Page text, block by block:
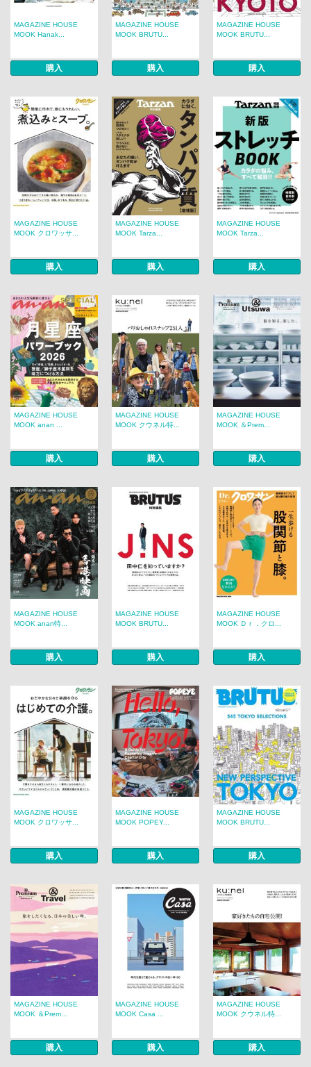
MAGAZINE HOUSE
MOOK Hanak...
購入
MAGAZINE HOUSE
MOOK BRUTU...
購入
MAGAZINE HOUSE
MOOK BRUTU...
購入
MAGAZINE HOUSE
MOOK クロワッサ...
購入
MAGAZINE HOUSE
MOOK Tarza...
購入
MAGAZINE HOUSE
MOOK Tarza...
購入
MAGAZINE HOUSE
MOOK anan ...
購入
MAGAZINE HOUSE
MOOK クウネル特...
購入
MAGAZINE HOUSE
MOOK ＆Prem...
購入
MAGAZINE HOUSE
MOOK anan特...
購入
MAGAZINE HOUSE
MOOK BRUTU...
購入
MAGAZINE HOUSE
MOOK Ｄｒ．クロ...
購入
MAGAZINE HOUSE
MOOK クロワッサ...
購入
MAGAZINE HOUSE
MOOK POPEY...
購入
MAGAZINE HOUSE
MOOK BRUTU...
購入
MAGAZINE HOUSE
MOOK ＆Prem...
購入
MAGAZINE HOUSE
MOOK Casa ...
購入
MAGAZINE HOUSE
MOOK クウネル特...
購入